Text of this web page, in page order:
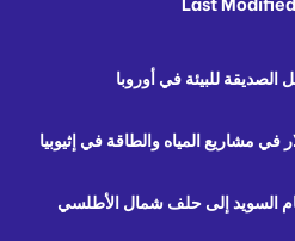
الصديقة للبيئة في أوروبا
السويد إلى حلف شمال الأطلسي